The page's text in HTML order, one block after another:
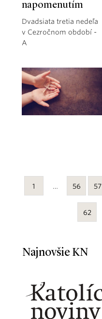
napomenutím
Dvadsiata tretia nedeľa
v Cezročnom období -
A
1 … 56 57
62
Najnovšie KN